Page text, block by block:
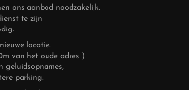
ons aanbod noodzakelijk.
te zijn
locatie.
van het oude adres )
geluidsopnames,
parking.